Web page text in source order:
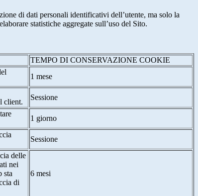
di dati personali identificativi dell’utente, ma solo la
statistiche aggregate sull’uso del Sito.
TEMPO DI CONSERVAZIONE COOKIE
1 mese
client.
Sessione
1 giorno
Sessione
delle
nei
sta
di
6 mesi